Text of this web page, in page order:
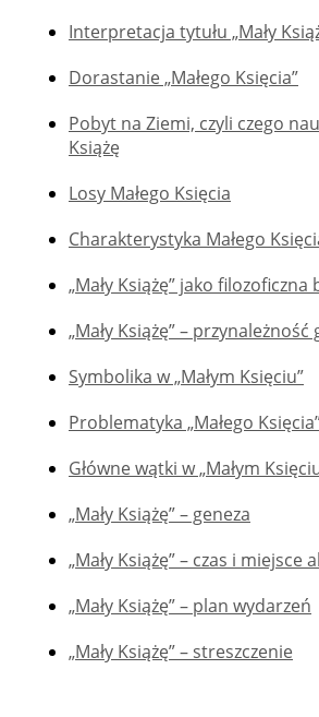
Interpretacja tytułu „Mały
Dorastanie „Małego Księcia”
Pobyt na Ziemi, czyli czego
Książę
Losy Małego Księcia
Charakterystyka Małego
„Mały Książę” jako filozoficzna
„Mały Książę” –
Symbolika w „Małym Księciu”
Problematyka „Małego
Główne wątki w „Małym
„Mały Książę” – geneza
„Mały Książę” – czas i miejsce
„Mały Książę” – plan wydarzeń
„Mały Książę” – streszczenie